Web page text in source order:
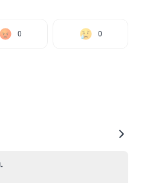
0 0